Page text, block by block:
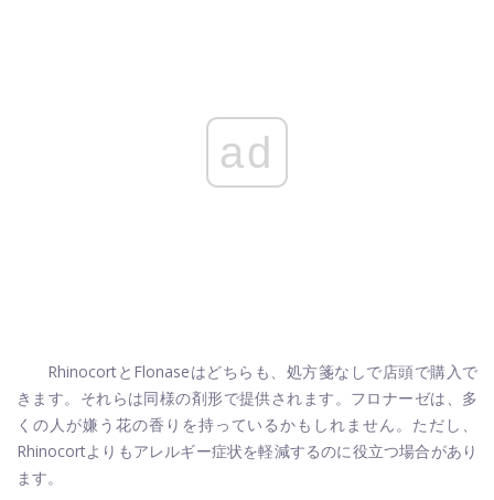
ad
RhinocortとFlonaseはどちらも、処方箋なしで店頭で購入で
きます。それらは同様の剤形で提供されます。フロナーゼは、多
くの人が嫌う花の香りを持っているかもしれません。ただし、
Rhinocortよりもアレルギー症状を軽減するのに役立つ場合があり
ます。